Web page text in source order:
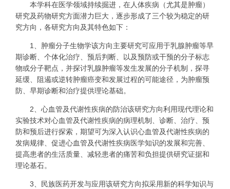
本学科在医学领域持续掘进，在人体疾病（尤其是肿瘤）
研究及药物研究方面潜力巨大，逐步形成了三个较为稳定的研
究方向，各研究方向及其特色如下：
1、肿瘤分子生物学该方向主要研究可应用于乳腺肿瘤等早
期诊断、个体化治疗、预后判断、以及预防或干预的分子标志
物或分子靶点，并探讨乳腺肿瘤等发生发展的分子机制，探寻
延缓、阻遏或逆转肿瘤癌变和发展过程的可能途径，为肿瘤预
防、早期诊断和治疗提供理论基础。
2、心血管及代谢性疾病的防治该研究方向利用现代理论和
实验技术对心血管及代谢性疾病的病理机制、诊断、治疗、预
防和预后进行探索，期望可为深入认识心血管及代谢性疾病的
发病规律、促进心血管及代谢性疾病医学知识的发展和完善、
提高患者的生活质量、减轻患者的痛苦和负担提供研究证据和
理论基石。
3、民族医药开发与应用该研究方向拟采用新的科学知识与